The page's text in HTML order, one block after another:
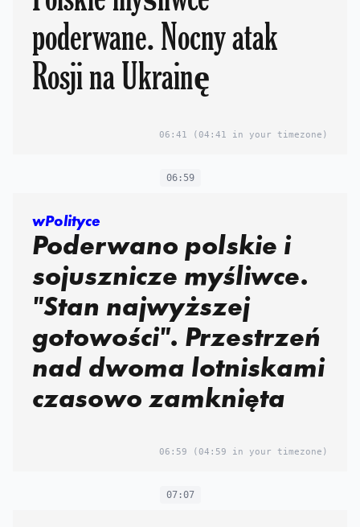
poderwane. Nocny atak
Rosji na Ukrainę
06:41 (04:41 in your timezone)
06:59
wPolityce
Poderwano polskie i
sojusznicze myśliwce.
"Stan najwyższej
gotowości". Przestrzeń
nad dwoma lotniskami
czasowo zamknięta
06:59 (04:59 in your timezone)
07:07